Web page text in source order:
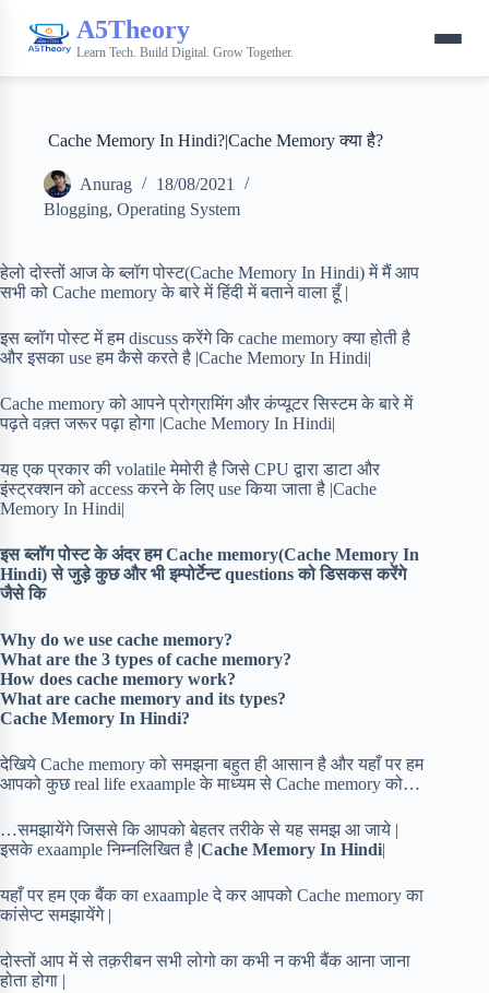
A5Theory
Learn Tech. Build Digital. Grow Together.
Cache Memory In Hindi?|Cache Memory क्या है?
Anurag
18/08/2021
Blogging, Operating System
हेलो दोस्तों आज के ब्लॉग पोस्ट(Cache Memory In Hindi) में मैं आप
सभी को Cache memory के बारे में हिंदी में बताने वाला हूँ |
इस ब्लॉग पोस्ट में हम discuss करेंगे कि cache memory क्या होती है
और इसका use हम कैसे करते है |Cache Memory In Hindi|
Cache memory को आपने प्रोग्रामिंग और कंप्यूटर सिस्टम के बारे में
पढ़ते वक़्त जरूर पढ़ा होगा |Cache Memory In Hindi|
यह एक प्रकार की volatile मेमोरी है जिसे CPU द्वारा डाटा और
इंस्ट्रक्शन को access करने के लिए use किया जाता है |Cache
Memory In Hindi|
इस ब्लॉग पोस्ट के अंदर हम Cache memory(Cache Memory In
Hindi) से जुड़े कुछ और भी इम्पोर्टेन्ट questions को डिसकस करेंगे
जैसे कि
Why do we use cache memory?
What are the 3 types of cache memory?
How does cache memory work?
What are cache memory and its types?
Cache Memory In Hindi?
देखिये Cache memory को समझना बहुत ही आसान है और यहाँ पर हम
आपको कुछ real life exaample के माध्यम से Cache memory को…
…समझायेंगे जिससे कि आपको बेहतर तरीके से यह समझ आ जाये |
इसके exaample निम्नलिखित है |Cache Memory In Hindi|
यहाँ पर हम एक बैंक का exaample दे कर आपको Cache memory का
कांसेप्ट समझायेंगे |
दोस्तों आप में से तक़रीबन सभी लोगो का कभी न कभी बैंक आना जाना
होता होगा |